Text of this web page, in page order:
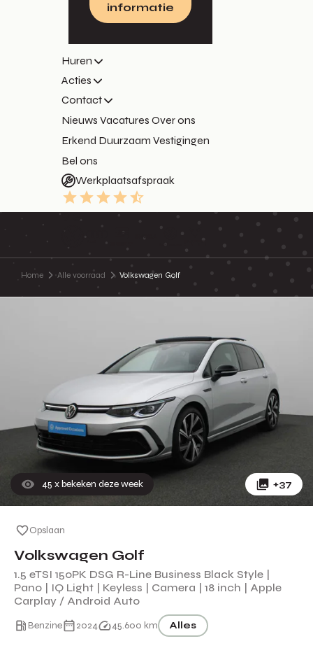
informatie
Huren
Acties
Contact
Nieuws Vacatures Over ons
Erkend Duurzaam Vestigingen
Bel ons
Werkplaatsafspraak
9.3
Home Alle voorraad Volkswagen Golf
45 x bekeken deze week +37
Opslaan
Volkswagen Golf
1.5 eTSI 150PK DSG R-Line Business Black Style |
Pano | IQ Light | Keyless | Camera | 18 inch | Apple
Carplay / Android Auto
Benzine 2024 45.600 km Alles